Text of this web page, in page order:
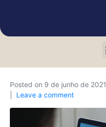
Posted on 9 de junho de 2021
Leave a comment